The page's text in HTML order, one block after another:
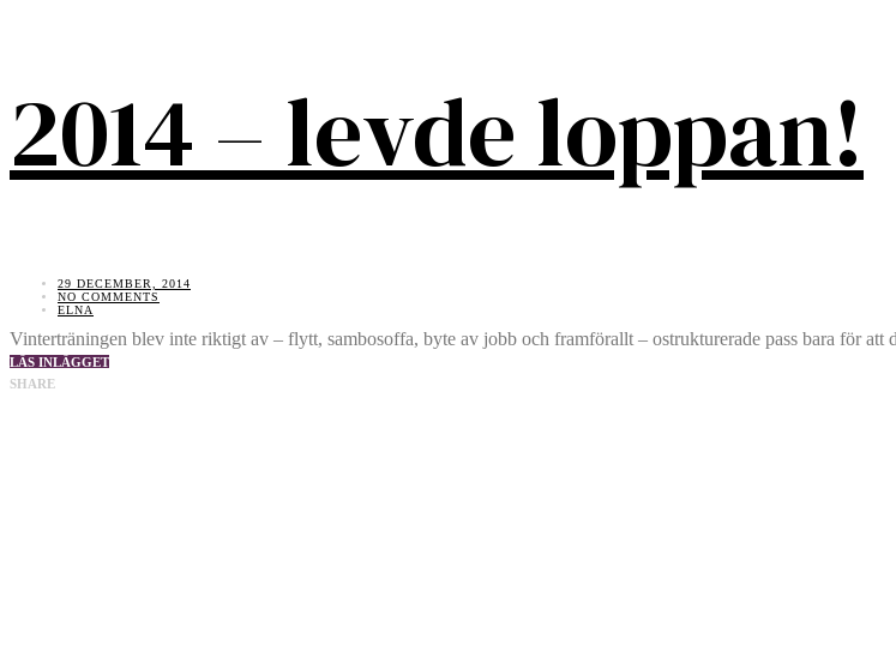
2014 – levde loppan!
29 DECEMBER, 2014
NO COMMENTS
ELNA
Vinterträningen blev inte riktigt av – flytt, sambosoffa, byte av jobb och framförallt – ostrukturerade pass bara för
LÄS INLÄGGET
SHARE